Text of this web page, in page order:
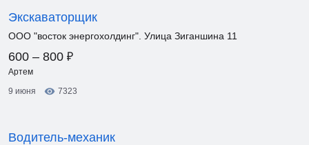
Экскаваторщик
ООО "восток энергохолдинг". Улица Зиганшина 11
600 – 800 ₽
Артем
9 июня
7323
Водитель-механик